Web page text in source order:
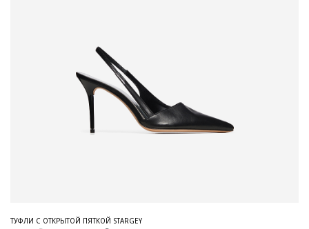
ТУФЛИ С ОТКРЫТОЙ ПЯТКОЙ STARGEY